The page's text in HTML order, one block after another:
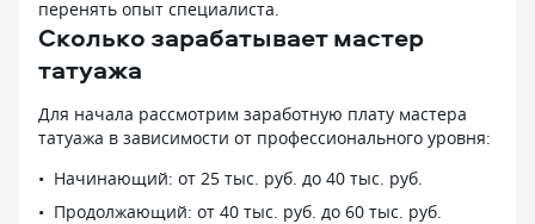
перенять опыт специалиста.
Сколько зарабатывает мастер
татуажа
Для начала рассмотрим заработную плату мастера
татуажа в зависимости от профессионального уровня:
Начинающий: от 25 тыс. руб. до 40 тыс. руб.
Продолжающий: от 40 тыс. руб. до 60 тыс. руб.